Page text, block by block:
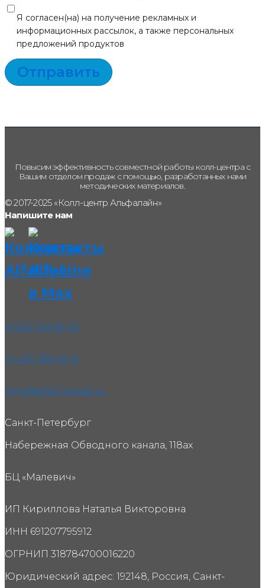
Я согласен(на) на получение рекламных и
информационных рассылок, а также персональных
предложений продуктов
Отправить
Повысим эффективность совместной работы колл-центра с
Вашим отделом продаж с помощью, разработанных нами
методических материалов.
© 2017-2025 «Колл-центр Альфалайн»
Напишите нам
+7 812 703 81 09
+7 495 189 00 91
info@alfaline.spb.ru
Санкт-Петербург
Набережная Обводного канала, 118ах
БЦ «Малевич»
ИП Кириллова Наталья Викторовна
ИНН 691207795912
ОГРНИП 318784700016220
Юридический адрес: 192148, Россия, Санкт-